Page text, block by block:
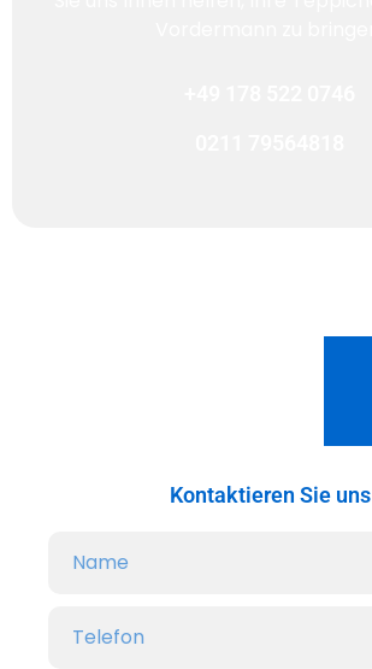
Kontaktieren Sie uns